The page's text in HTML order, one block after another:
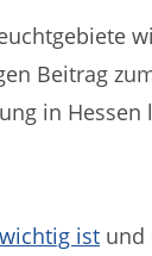
Beitrag
in Hessen
ist und